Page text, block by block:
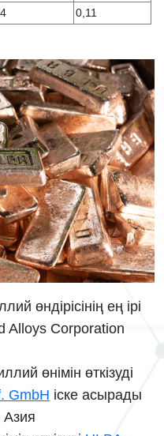
0,11
өндірісінің ең ірі
Alloys Corporation
өнімін өткізуді
GmbH iске асырады